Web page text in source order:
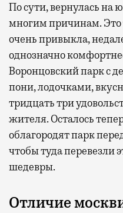
По сути, вернулась на
многим причинам. Это
очень привыкла,
однозначно
Воронцовский парк с
пони, лодочками,
тридцать три
жителя. Осталось
облагородят парк
чтобы туда перевезли
шедевры.
Отличие